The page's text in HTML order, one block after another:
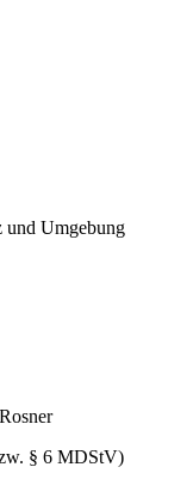
und Umgebung
§ 6 MDStV)